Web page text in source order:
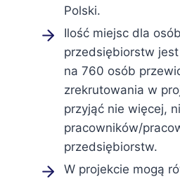
Polski.
Ilość miejsc dla
przedsiębiorstw
na 760 osób
zrekrutowania w
przyjąć nie więcej,
pracowników/
przedsiębiorstw.
W projekcie mogą